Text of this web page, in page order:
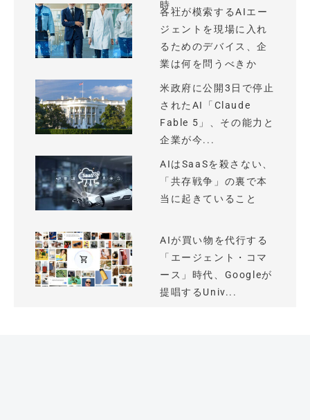
時...
各社が模索するAIエー
ジェントを現場に入れ
るためのデバイス、企
業は何を問うべきか
米政府に公開3日で停止
されたAI「Claude
Fable 5」、その能力と
企業が今...
AIはSaaSを殺さない、
「共存戦争」の裏で本
当に起きていること
AIが買い物を代行する
「エージェント・コマ
ース」時代、Googleが
提唱するUniv...